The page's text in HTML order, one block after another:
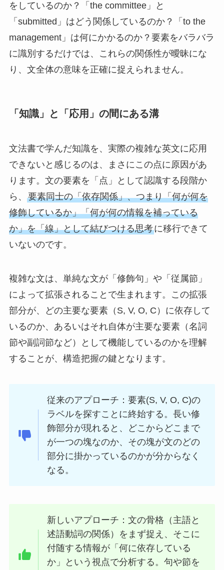
をしているのか？「the committee」と
「submitted」はどう関係しているのか？「to the
management」は何にかかるのか？要素をバラバラ
に識別するだけでは、これらの関係性が曖昧にな
り、文全体の意味を正確に捉えられません。
「知識」と「応用」の間にある溝
文法書で学んだ知識を、実際の複雑な英文に応用
できないと感じるのは、まさにこの点に原因があ
ります。文の要素を「点」として認識する段階か
ら、 要素同士の「依存関係」、つまり「何が何を
修飾しているか」「何が何の情報を補っている
か」を「線」として結びつける思考に移行できて
いないのです。
複雑な文は、単純な文が「修飾句」や「従属節」
によって拡張されることで生まれます。この拡張
部分が、どの主要な要素（S, V, O, C）に依存して
いるのか、あるいはそれ自体が主要な要素（名詞
節や副詞節など）として機能しているのかを理解
することが、構造把握の鍵となります。
従来のアプローチ：要素(S, V, O, C)の
ラベルを探すことに終始する。長い修
飾部分が現れると、どこからどこまで
が一つの塊なのか、その塊が文のどの
部分に掛かっているのかが分からなく
なる。
新しいアプローチ：文の骨格（主語と
述語動詞の関係）をまず捉え、そこに
付随する情報が「何に依存している
か」という視点で分析する。句や節を